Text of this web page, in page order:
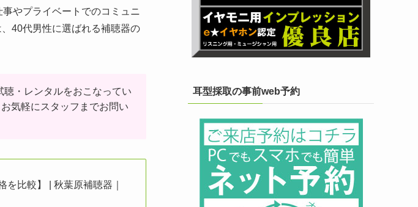
やプライベートでのコミュニ
40代男性に選ばれる補聴器の
・レンタルをおこなってい
気軽にスタッフまでお問い
比較】 | 秋葉原補聴器｜
耳型採取の事前web予約